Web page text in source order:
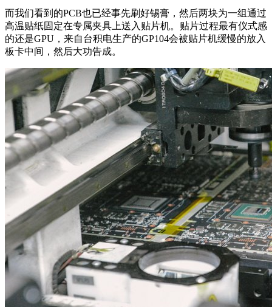
而我们看到的PCB也已经事先刷好锡膏，然后两块为一组通过
高温贴纸固定在专属夹具上送入贴片机。贴片过程最有仪式感
的还是GPU，来自台积电生产的GP104会被贴片机缓慢的放入
板卡中间，然后大功告成。